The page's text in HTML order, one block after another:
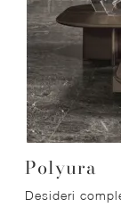
Polyura